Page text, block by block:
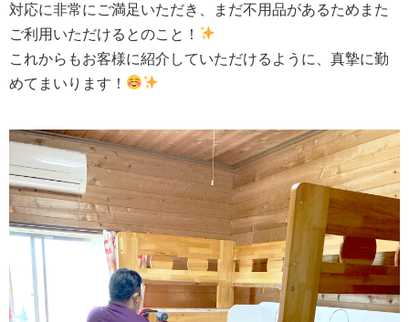
対応に非常にご満足いただき、まだ不用品があるためまた
ご利用いただけるとのこと！
これからもお客様に紹介していただけるように、真摯に勤
めてまいります！